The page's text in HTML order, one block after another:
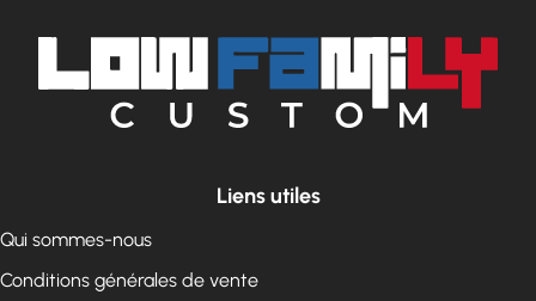
Liens utiles
Qui sommes-nous
Conditions générales de vente